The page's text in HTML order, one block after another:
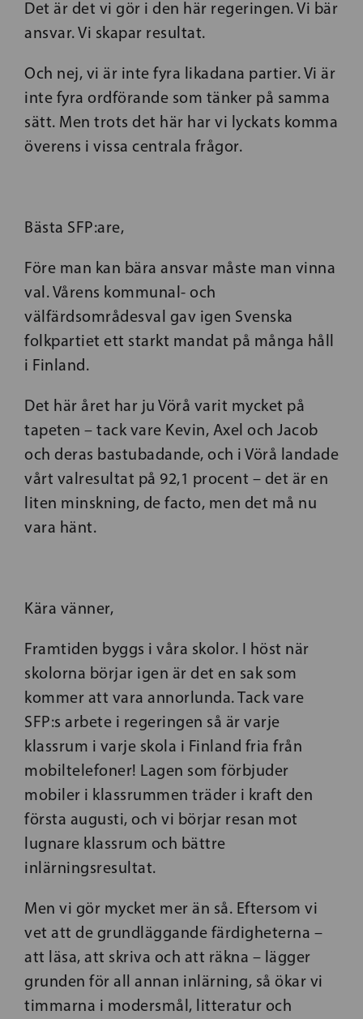
Det är det vi gör i den här regeringen. Vi bär
ansvar. Vi skapar resultat.
Och nej, vi är inte fyra likadana partier. Vi är
inte fyra ordförande som tänker på samma
sätt. Men trots det här har vi lyckats komma
överens i vissa centrala frågor.
Bästa SFP:are,
Före man kan bära ansvar måste man vinna
val. Vårens kommunal- och
välfärdsområdesval gav igen Svenska
folkpartiet ett starkt mandat på många håll
i Finland.
Det här året har ju Vörå varit mycket på
tapeten – tack vare Kevin, Axel och Jacob
och deras bastubadande, och i Vörå landade
vårt valresultat på 92,1 procent – det är en
liten minskning, de facto, men det må nu
vara hänt.
Kära vänner,
Framtiden byggs i våra skolor. I höst när
skolorna börjar igen är det en sak som
kommer att vara annorlunda. Tack vare
SFP:s arbete i regeringen så är varje
klassrum i varje skola i Finland fria från
mobiltelefoner! Lagen som förbjuder
mobiler i klassrummen träder i kraft den
första augusti, och vi börjar resan mot
lugnare klassrum och bättre
inlärningsresultat.
Men vi gör mycket mer än så. Eftersom vi
vet att de grundläggande färdigheterna –
att läsa, att skriva och att räkna – lägger
grunden för all annan inlärning, så ökar vi
timmarna i modersmål, litteratur och